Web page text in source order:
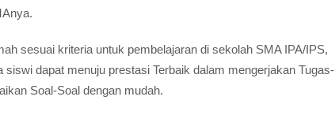
sesuai kriteria untuk pembelajaran di sekolah SMA IPA/IPS,
dapat menuju prestasi Terbaik dalam mengerjakan Tugas-
Soal-Soal dengan mudah.